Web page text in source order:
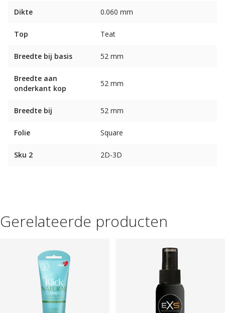
Dikte
0.060 mm
Top Teat
Breedte bij basis 52 mm
Breedte aan
onderkant kop
52 mm
Breedte bij 52 mm
Folie Square
Sku 2 2D-3D
Gerelateerde producten